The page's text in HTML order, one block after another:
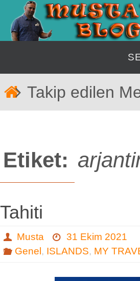
İçeriğe
geç
Takip edilen
Etiket:
Tahiti
Musta
31 Ekim 2021
Genel , ISLANDS, MY